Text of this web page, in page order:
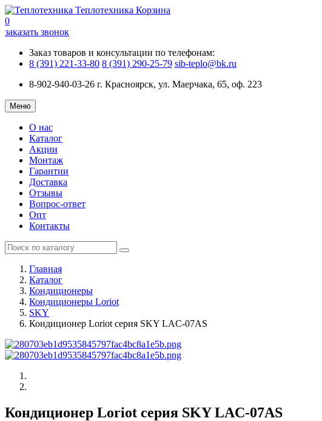
Теплотехника Корзина
0
заказать звонок
Заказ товаров и консультации по телефонам:
8 (391) 221-33-80 8 (391) 290-25-79 sib-teplo@bk.ru
8-902-940-03-26 г. Красноярск, ул. Маерчака, 65, оф. 223
Меню
О нас
Каталог
Акции
Монтаж
Гарантии
Доставка
Отзывы
Вопрос-ответ
Опт
Контакты
Главная
Каталог
Кондиционеры
Кондиционеры Loriot
SKY
Кондиционер Loriot cерия SKY LAC-07AS
Кондиционер Loriot cерия SKY LAC-07AS